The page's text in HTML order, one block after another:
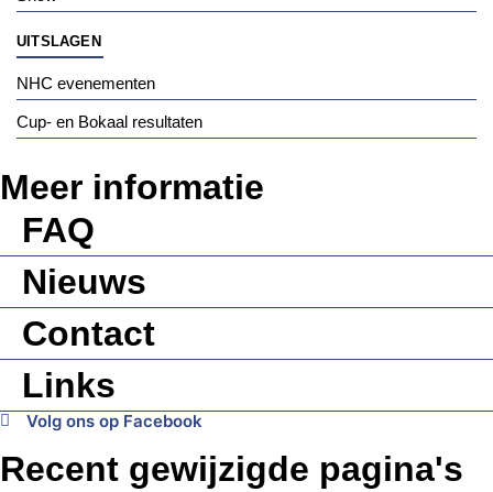
UITSLAGEN
NHC evenementen
Cup- en Bokaal resultaten
Meer informatie
FAQ
Nieuws
Contact
Links
Volg ons op Facebook
Recent gewijzigde pagina's